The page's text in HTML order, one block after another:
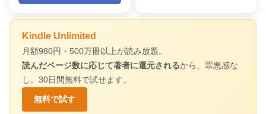
Kindle Unlimited
月額980円・500万冊以上が読み放題。
読んだページ数に応じて著者に還元されるから、罪悪感な
し。30日間無料で試せます。
無料で試す